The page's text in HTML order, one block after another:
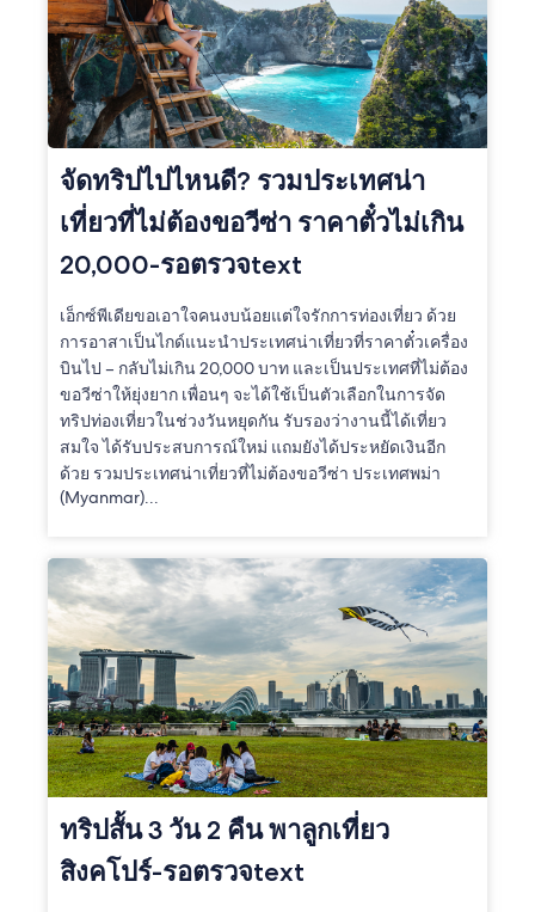
จัดทริปไปไหนดี? รวมประเทศน่า
เที่ยวที่ไม่ต้องขอวีซ่า ราคาตั๋วไม่เกิน
20,000-รอตรวจtext
เอ็กซ์พีเดียขอเอาใจคนงบน้อยแต่ใจรักการท่องเที่ยว ด้วย
การอาสาเป็นไกด์แนะนำประเทศน่าเที่ยวที่ราคาตั๋วเครื่อง
บินไป – กลับไม่เกิน 20,000 บาท และเป็นประเทศที่ไม่ต้อง
ขอวีซ่าให้ยุ่งยาก เพื่อนๆ จะได้ใช้เป็นตัวเลือกในการจัด
ทริปท่องเที่ยวในช่วงวันหยุดกัน รับรองว่างานนี้ได้เที่ยว
สมใจ ได้รับประสบการณ์ใหม่ แถมยังได้ประหยัดเงินอีก
ด้วย รวมประเทศน่าเที่ยวที่ไม่ต้องขอวีซ่า ประเทศพม่า
(Myanmar)...
ทริปสั้น 3 วัน 2 คืน พาลูกเที่ยว
สิงคโปร์-รอตรวจtext